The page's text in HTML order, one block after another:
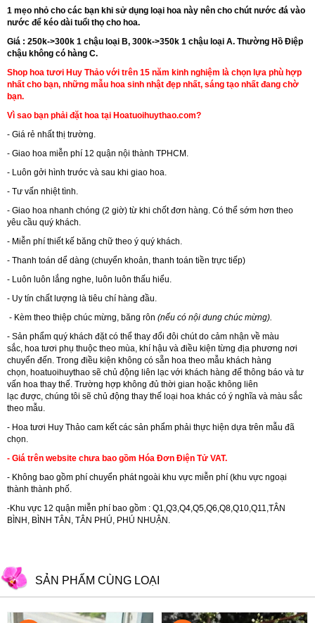
1 mẹo nhỏ cho các bạn khi sử dụng loại hoa này nên cho chút nước đá vào
nước để kéo dài tuổi thọ cho hoa.
Giá : 250k->300k 1 chậu loại B, 300k->350k 1 chậu loại A. Thường Hồ Điệp
chậu không có hàng C.
Shop hoa tươi Huy Thảo với trên 15 năm kinh nghiệm là chọn lựa phù hợp
nhất cho bạn, những mẫu hoa sinh nhật đẹp nhất, sáng tạo nhất đang chờ
bạn.
Vì sao bạn phải đặt hoa tại Hoatuoihuythao.com?
- Giá rẻ nhất thị trường.
- Giao hoa miễn phí 12 quận nội thành TPHCM.
- Luôn gởi hình trước và sau khi giao hoa.
- Tư vấn nhiệt tình.
- Giao hoa nhanh chóng (2 giờ) từ khi chốt đơn hàng. Có thể sớm hơn theo
yêu cầu quý khách.
- Miễn phí thiết kế băng chữ theo ý quý khách.
- Thanh toán dể dàng (chuyển khoản, thanh toán tiền trực tiếp)
- Luôn luôn lắng nghe, luôn luôn thấu hiểu.
- Uy tín chất lượng là tiêu chí hàng đầu.
- Kèm theo thiệp chúc mừng, băng rôn (nếu có nội dung chúc mừng).
- Sản phẩm quý khách đặt có thể thay đổi đôi chút do cảm nhận về màu
sắc, hoa tươi phụ thuộc theo mùa, khí hậu và điều kiện từng địa phương nơi
chuyển đến. Trong điều kiện không có sẵn hoa theo mẫu khách hàng
chọn, hoatuoihuythao sẽ chủ động liên lạc với khách hàng để thông báo và tư
vấn hoa thay thế. Trường hợp không đủ thời gian hoặc không liên
lạc được, chúng tôi sẽ chủ động thay thế loại hoa khác có ý nghĩa và màu sắc
theo mẫu.
- Hoa tươi Huy Thảo cam kết các sản phẩm phải thực hiện dựa trên mẫu đã
chọn.
- Giá trên website chưa bao gồm Hóa Đơn Điện Tử VAT.
- Không bao gồm phí chuyển phát ngoài khu vực miễn phí (khu vực ngoại
thành thành phố.
-Khu vực 12 quận miễn phí bao gồm : Q1,Q3,Q4,Q5,Q6,Q8,Q10,Q11,TÂN
BÌNH, BÌNH TÂN, TÂN PHÚ, PHÚ NHUẬN.
SẢN PHẨM CÙNG LOẠI